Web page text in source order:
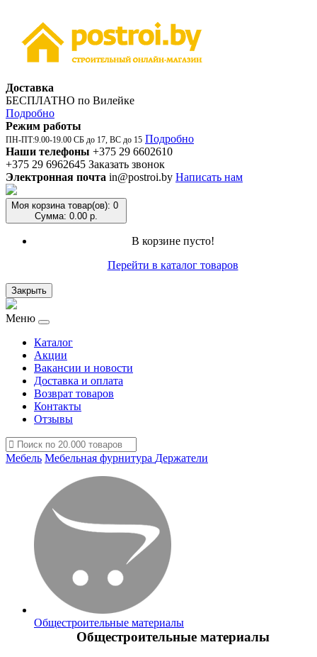
Доставка
БЕСПЛАТНО по Вилейке
Подробно
Режим работы
ПН-ПТ:9.00-19.00 СБ до 17, ВС до 15 Подробно
Наши телефоны +375 29 6602610
+375 29 6962645 Заказать звонок
Электронная почта in@postroi.by Написать нам
Моя корзина товар(ов): 0
Сумма: 0.00 р.
В корзине пусто!
Перейти в каталог товаров
Закрыть
Меню
Каталог
Акции
Вакансии и новости
Доставка и оплата
Возврат товаров
Контакты
Отзывы
Мебель Мебельная фурнитура Держатели
Общестроительные материалы
Общестроительные материалы